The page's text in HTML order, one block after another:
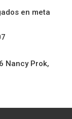
en meta
Nancy Prok,